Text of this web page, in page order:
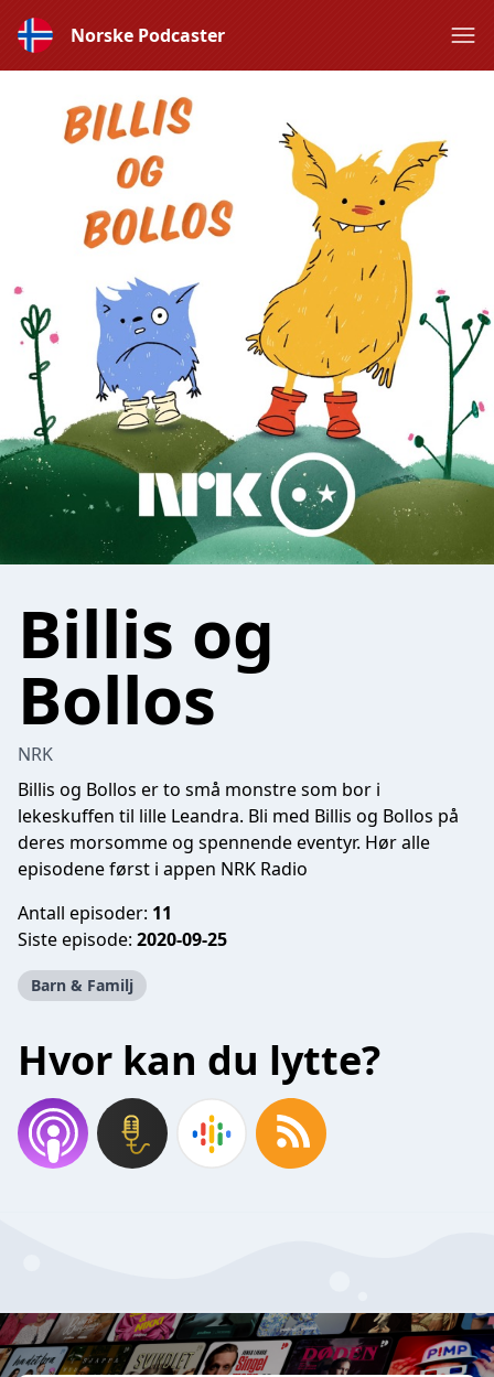
Norske Podcaster
Billis og
Bollos
NRK
Billis og Bollos er to små monstre som bor i
lekeskuffen til lille Leandra. Bli med Billis og Bollos på
deres morsomme og spennende eventyr. Hør alle
episodene først i appen NRK Radio
Antall episoder: 11
Siste episode: 2020-09-25
Barn & Familj
Hvor kan du lytte?